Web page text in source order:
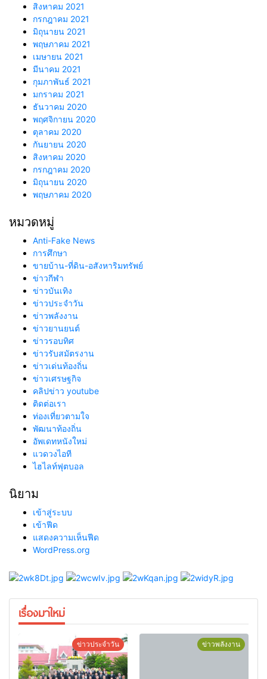
สิงหาคม 2021
กรกฎาคม 2021
มิถุนายน 2021
พฤษภาคม 2021
เมษายน 2021
มีนาคม 2021
กุมภาพันธ์ 2021
มกราคม 2021
ธันวาคม 2020
พฤศจิกายน 2020
ตุลาคม 2020
กันยายน 2020
สิงหาคม 2020
กรกฎาคม 2020
มิถุนายน 2020
พฤษภาคม 2020
หมวดหมู่
Anti-Fake News
การศึกษา
ขายบ้าน-ที่ดิน-อสังหาริมทรัพย์
ข่าวกีฬา
ข่าวบันเทิง
ข่าวประจำวัน
ข่าวพลังงาน
ข่าวยานยนต์
ข่าวรอบทิศ
ข่าวรับสมัตรงาน
ข่าวเด่นท้องถิ่น
ข่าวเศรษฐกิจ
คลิปข่าว youtube
ติดต่อเรา
ท่องเที่ยวตามใจ
พัฒนาท้องถิ่น
อัพเดทหนังใหม่
แวดวงไอที
ไฮไลท์ฟุตบอล
นิยาม
เข้าสู่ระบบ
เข้าฟีด
แสดงความเห็นฟีด
WordPress.org
เรื่องมาใหม่
ข่าวประจำวัน ข่าวพลังงาน